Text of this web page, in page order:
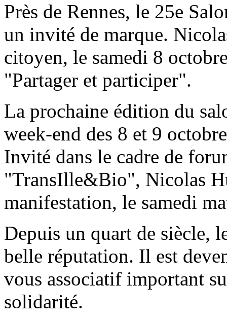
Près de Rennes, le 25e
un invité de marque.
citoyen, le samedi 8
"Partager et participer".
La prochaine édition du
week-end des 8 et 9
Invité dans le cadre de
"TransIlle&Bio", Nicolas
manifestation, le samedi
Depuis un quart de siècle,
belle réputation. Il est
vous associatif important
solidarité.